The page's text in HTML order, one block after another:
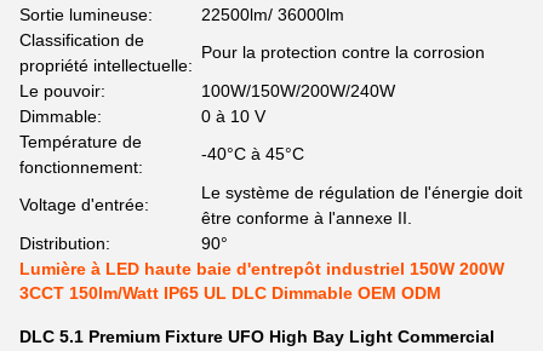
Sortie lumineuse:
22500lm/ 36000lm
Classification de
propriété intellectuelle:
Pour la protection contre la corrosion
Le pouvoir:
100W/150W/200W/240W
Dimmable:
0 à 10 V
Température de
fonctionnement:
-40°C à 45°C
Voltage d'entrée:
Le système de régulation de l'énergie doit
être conforme à l'annexe II.
Distribution:
90°
Lumière à LED haute baie d'entrepôt industriel 150W 200W
3CCT 150lm/Watt IP65 UL DLC Dimmable OEM ODM
DLC 5.1 Premium Fixture UFO High Bay Light Commercial